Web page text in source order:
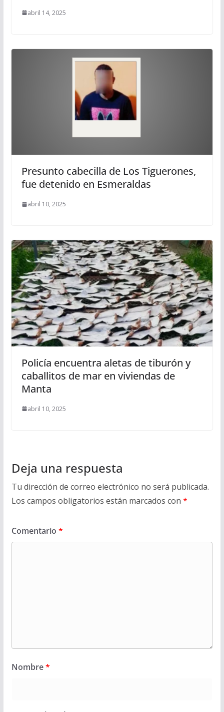
abril 14, 2025
Presunto cabecilla de Los Tiguerones,
fue detenido en Esmeraldas
abril 10, 2025
Policía encuentra aletas de tiburón y
caballitos de mar en viviendas de
Manta
abril 10, 2025
Deja una respuesta
Tu dirección de correo electrónico no será publicada.
Los campos obligatorios están marcados con *
Comentario *
Nombre*